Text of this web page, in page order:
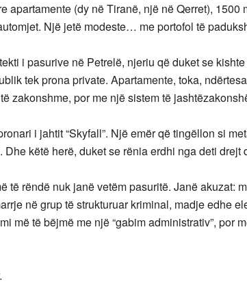
apartamente (dy në Tiranë, një në Qerret), 1500
Një jetë modeste… me portofol të
i pasurive në Petrelë, njeriu që duket se
tek prona private. Apartamente, toka,
zakonshme, por me një sistem të
i jahtit “Skyfall”. Një emër që tingëllon si
këtë herë, duket se rënia erdhi nga deti drejt
të rëndë nuk janë vetëm pasuritë. Janë akuzat:
në grup të strukturuar kriminal, madje edhe
më të bëjmë me një “gabim administrativ”, por